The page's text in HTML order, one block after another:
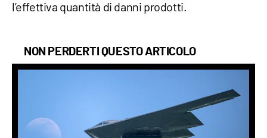
l’effettiva quantità di danni prodotti.
NON PERDERTI QUESTO ARTICOLO